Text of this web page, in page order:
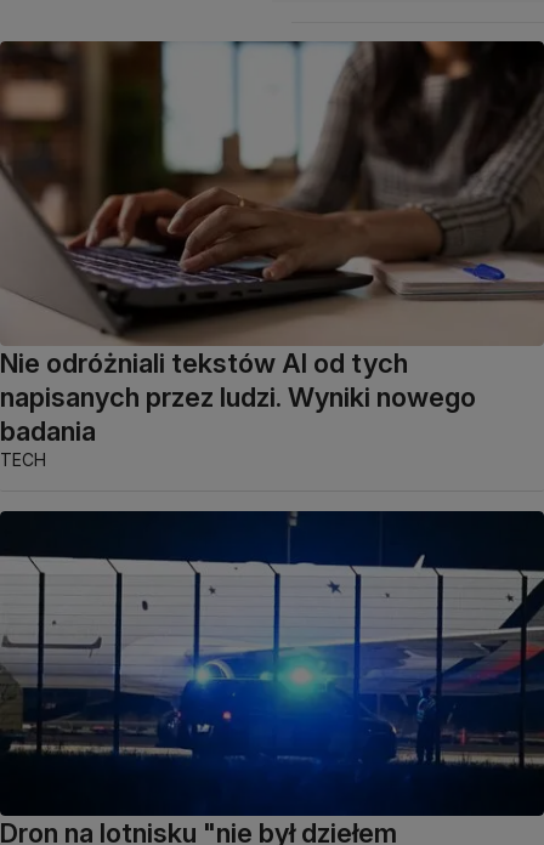
Nie odróżniali tekstów AI od tych
napisanych przez ludzi. Wyniki nowego
badania
TECH
Dron na lotnisku "nie był dziełem